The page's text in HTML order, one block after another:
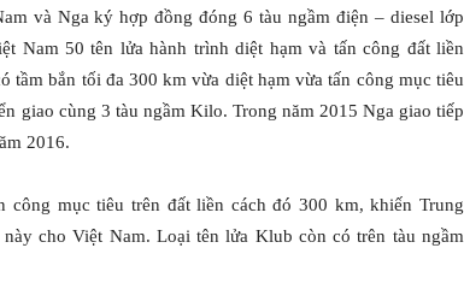
và Nga ký hợp đồng đóng 6 tàu ngầm điện – diesel lớp
Nam 50 tên lửa hành trình diệt hạm và tấn công đất liền
tầm bắn tối đa 300 km vừa diệt hạm vừa tấn công mục tiêu
giao cùng 3 tàu ngầm Kilo. Trong năm 2015 Nga giao tiếp
2016.
mục tiêu trên đất liền cách đó 300 km, khiến Trung
cho Việt Nam. Loại tên lửa Klub còn có trên tàu ngầm